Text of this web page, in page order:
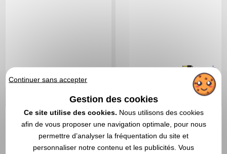
3,69 € HT
En stock
: 17 102 articles
DEVIS EXPRESS
Marquage non compris
En stock : 16 801 articles
DEVIS EXPRESS
Réf. 01525V0174199 Réf. 00010V0077171
Continuer sans accepter
Gestion des cookies
Ce site utilise des cookies. Nous utilisons des cookies
afin de vous proposer une navigation optimale, pour nous
permettre d’analyser la fréquentation du site et
personnaliser notre contenu et les publicités. Vous